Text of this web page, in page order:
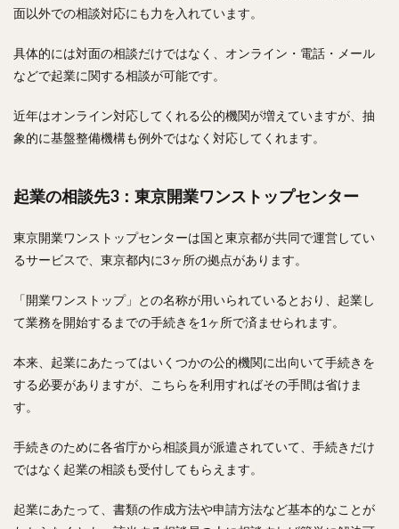
面以外での相談対応にも力を入れています。
具体的には対面の相談だけではなく、オンライン・電話・メール
などで起業に関する相談が可能です。
近年はオンライン対応してくれる公的機関が増えていますが、抽
象的に基盤整備機構も例外ではなく対応してくれます。
起業の相談先3：東京開業ワンストップセンター
東京開業ワンストップセンターは国と東京都が共同で運営してい
るサービスで、東京都内に3ヶ所の拠点があります。
「開業ワンストップ」との名称が用いられているとおり、起業し
て業務を開始するまでの手続きを1ヶ所で済ませられます。
本来、起業にあたってはいくつかの公的機関に出向いて手続きを
する必要がありますが、こちらを利用すればその手間は省けま
す。
手続きのために各省庁から相談員が派遣されていて、手続きだけ
ではなく起業の相談も受付してもらえます。
起業にあたって、書類の作成方法や申請方法など基本的なことが